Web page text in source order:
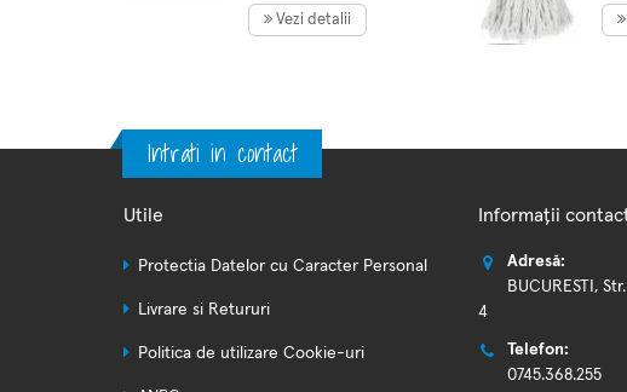
Vezi detalii
Intrati in contact
Utile
Protectia Datelor cu Caracter Personal
Livrare si Retururi
Politica de utilizare Cookie-uri
Informații
Adresă:
BUCURESTI,
4
Telefon:
0745.368.255